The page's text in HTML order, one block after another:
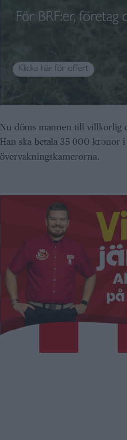
Nu döms mannen till villkorlig
Han ska betala 35 000 kronor
övervakningskamerorna.